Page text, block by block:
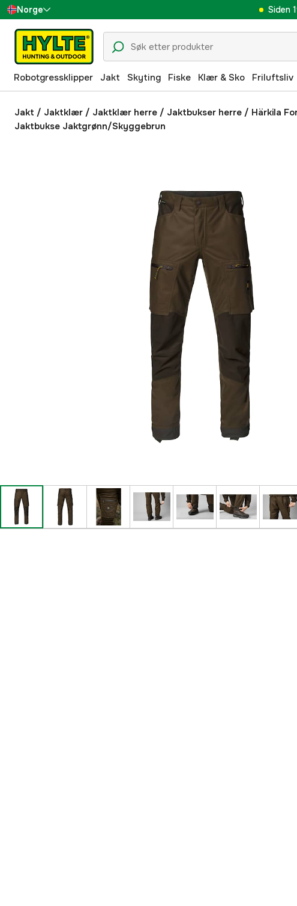
Norge
Sverige
Danmark
Suomi
Deutschland
Siden
Robotgressklipper Jakt Skyting Fiske Klær & Sko Friluftsliv
Jakt / Jaktklær / Jaktklær herre / Jaktbukser herre / Härkila
Jaktbukse Jaktgrønn/Skyggebrun